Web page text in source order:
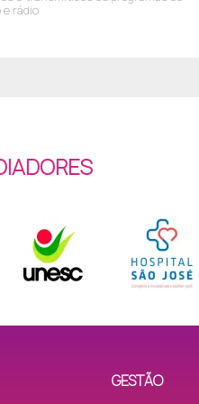
CEP: 88816-282
Pinheirinho, CEP: 88804-360
88817-250
CEP: 88801-040
rádio
GESTÃO